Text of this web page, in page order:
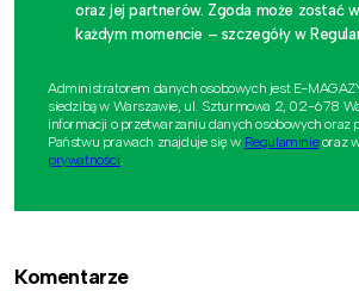
oraz jej partnerów. Zgoda może zostać
każdym momencie – szczegóły w
Administratorem danych osobowych jest E-
siedzibą w Warszawie, ul. Szturmowa 2, 02-678
informacji o przetwarzaniu danych osobowych oraz
Państwu prawach znajduje się w Regulaminieoraz
prywatności.
Komentarze